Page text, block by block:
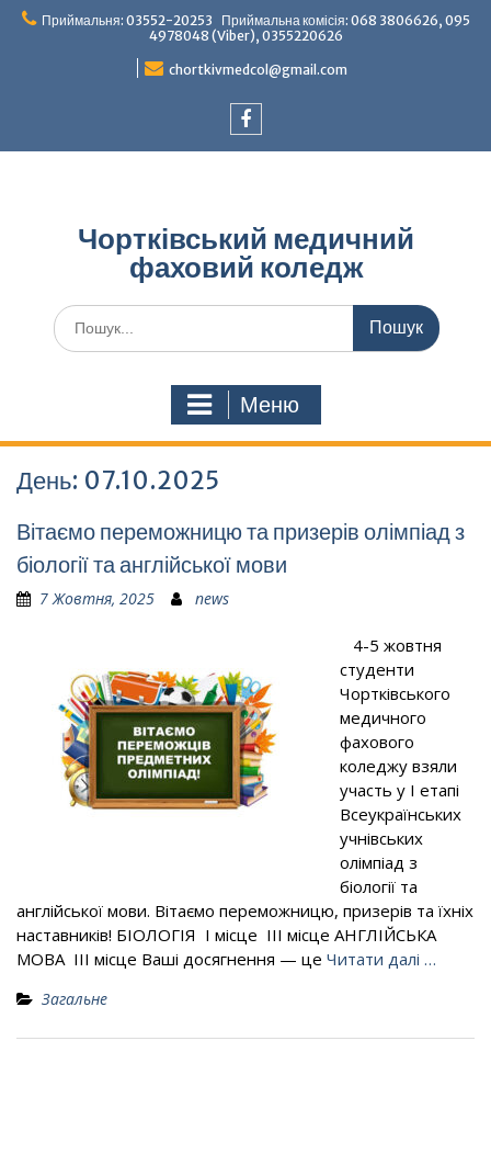
ПерейтиПриймальня: 03552-20253 Приймальна комісія: 068 3806626, 095
4978048 (Viber), 0355220626
chortkivmedcol@gmail.com
Чортківський медичний
фаховий коледж
Шукати:
Меню
День: 07.10.2025
Вітаємо переможницю та призерів олімпіад з
біології та англійської мови
7 Жовтня, 2025 news
4-5 жовтня
студенти
Чортківського
медичного
фахового
коледжу взяли
участь у І етапі
Всеукраїнських
учнівських
олімпіад з
біології та
англійської мови. Вітаємо переможницю, призерів та їхніх
наставників! БІОЛОГІЯ І місце ІІІ місце АНГЛІЙСЬКА
МОВА ІІІ місце Ваші досягнення — це Читати далі …
Загальне